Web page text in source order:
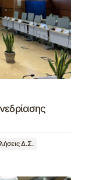
Δ.Σ.